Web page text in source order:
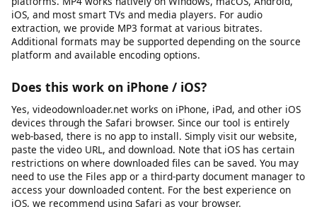
Always verify you have the necessary rights before
downloading any content. We do not support or condone
downloading copyrighted material without the rights holder’s
permission, and we block platforms where downloading is
explicitly prohibited by the provider.
What video formats are supported?
We primarily provide downloads in MP4 format, which is the
most widely compatible video format across all devices and
platforms. MP4 works natively on Windows, macOS, Android,
iOS, and most smart TVs and media players. For audio
extraction, we provide MP3 format at various bitrates.
Additional formats may be supported depending on the source
platform and available encoding options.